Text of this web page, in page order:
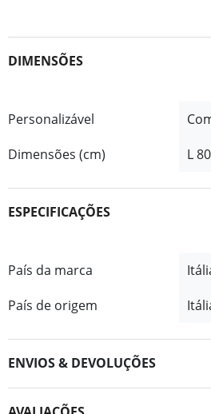
DIMENSÕES
Personalizável
Dimensões (cm)
L
ESPECIFICAÇÕES
País da marca
País de origem
ENVIOS & DEVOLUÇÕES